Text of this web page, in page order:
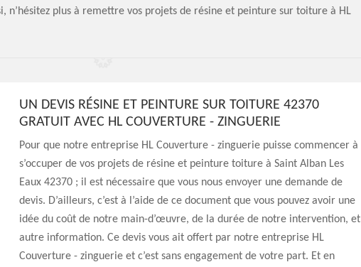
n’hésitez plus à remettre vos projets de résine et peinture sur toiture à HL
UN DEVIS RÉSINE ET PEINTURE SUR TOITURE 42370
GRATUIT AVEC HL COUVERTURE - ZINGUERIE
Pour que notre entreprise HL Couverture - zinguerie puisse commencer à
s’occuper de vos projets de résine et peinture toiture à Saint Alban Les
Eaux 42370 ; il est nécessaire que vous nous envoyer une demande de
devis. D’ailleurs, c’est à l’aide de ce document que vous pouvez avoir une
idée du coût de notre main-d’œuvre, de la durée de notre intervention, et
autre information. Ce devis vous ait offert par notre entreprise HL
Couverture - zinguerie et c’est sans engagement de votre part. Et en